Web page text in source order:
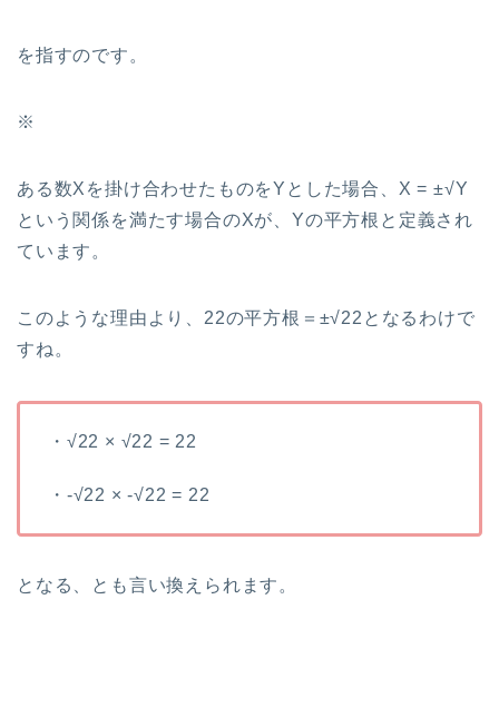
を指すのです。
※
ある数Xを掛け合わせたものをYとした場合、X = ±√Y
という関係を満たす場合のXが、Yの平方根と定義され
ています。
このような理由より、22の平方根＝±√22となるわけで
すね。
・√22 × √22 = 22
・-√22 × -√22 = 22
となる、とも言い換えられます。